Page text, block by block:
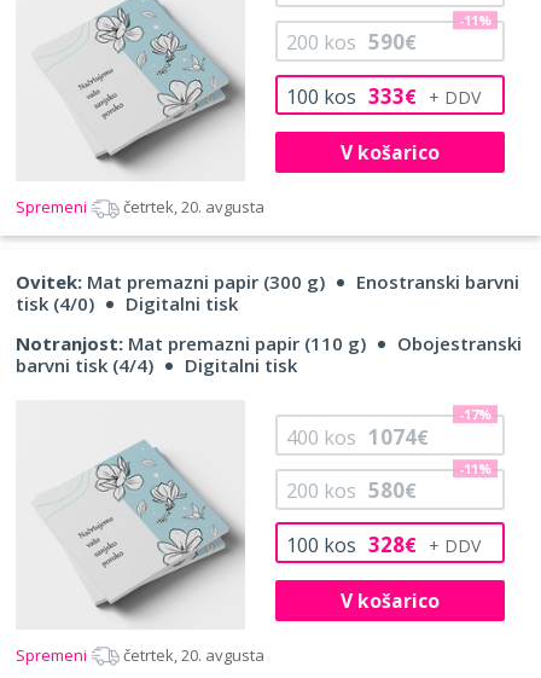
100 kos 333€
200 kos 590€
-11%
V košarico
Spremeni četrtek, 20. avgusta
Ovitek: Mat premazni papir (300 g)
Enostranski barvni
tisk (4/0)
Digitalni tisk
Notranjost: Mat premazni papir (110 g)
Obojestranski
barvni tisk (4/4)
Digitalni tisk
100 kos 328€
200 kos 580€
-11%
400 kos 1074€
-17%
V košarico
Spremeni četrtek, 20. avgusta